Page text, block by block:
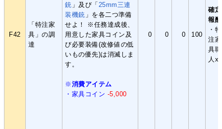
F42
「特注家
具」の調
達
銃 」及び「 25mm三連
装機銃 」を各二つ準備
せよ！ ※任務達成後、
用意した家具コイン及
び必要装備(改修値の低
いもの優先)は消滅しま
す。
※ 消費アイテム
・家具コイン -5,000
0 0 0 100
確定
報酬
・特
注家
具職
人x1